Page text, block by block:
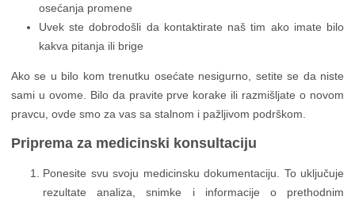
osećanja promene
Uvek ste dobrodošli da kontaktirate naš tim ako imate bilo
kakva pitanja ili brige
Ako se u bilo kom trenutku osećate nesigurno, setite se da niste
sami u ovome. Bilo da pravite prve korake ili razmišljate o novom
pravcu, ovde smo za vas sa stalnom i pažljivom podrškom.
Priprema za medicinski konsultaciju
Ponesite svu svoju medicinsku dokumentaciju. To uključuje
rezultate analiza, snimke i informacije o prethodnim